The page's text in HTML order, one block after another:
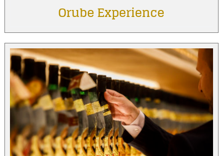
Orube Experience